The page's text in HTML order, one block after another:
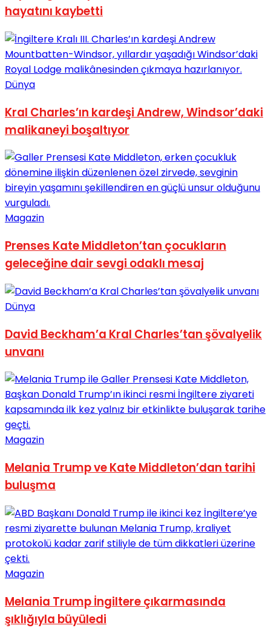
hayatını kaybetti
Dünya
Kral Charles’ın kardeşi Andrew, Windsor’daki
malikaneyi boşaltıyor
Magazin
Prenses Kate Middleton’tan çocukların
geleceğine dair sevgi odaklı mesaj
Dünya
David Beckham’a Kral Charles’tan şövalyelik
unvanı
Magazin
Melania Trump ve Kate Middleton’dan tarihi
buluşma
Magazin
Melania Trump İngiltere çıkarmasında
şıklığıyla büyüledi